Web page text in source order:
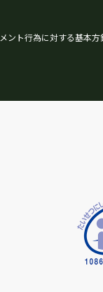
ント行為に対する基本方